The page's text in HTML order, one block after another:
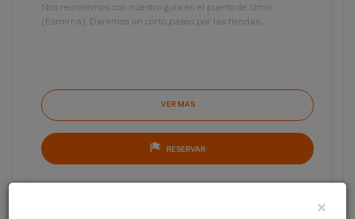
Nos reuniremos con nuestro guía en el puerto de Izmir
(Esmirna). Daremos un corto paseo por las tiendas...
VER MAS
RESERVAR
×